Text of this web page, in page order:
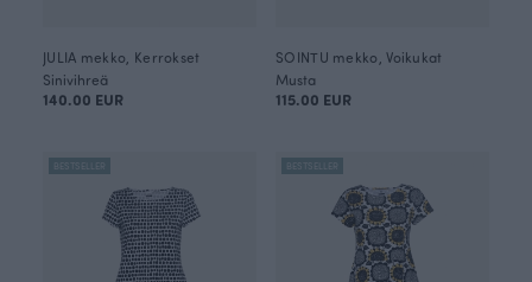
JULIA mekko, Kerrokset
Sinivihreä
140.00 EUR
SOINTU mekko, Voikukat
Musta
115.00 EUR
BESTSELLER BESTSELLER